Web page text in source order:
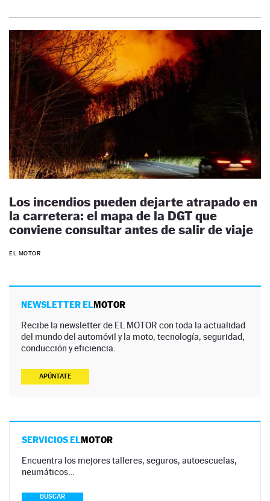
Los incendios pueden dejarte atrapado en
la carretera: el mapa de la DGT que
conviene consultar antes de salir de viaje
EL MOTOR
NEWSLETTER ELMOTOR
Recibe la newsletter de EL MOTOR con toda la actualidad
del mundo del automóvil y la moto, tecnología, seguridad,
conducción y eficiencia.
APÚNTATE
SERVICIOS ELMOTOR
Encuentra los mejores talleres, seguros, autoescuelas,
neumáticos…
BUSCAR